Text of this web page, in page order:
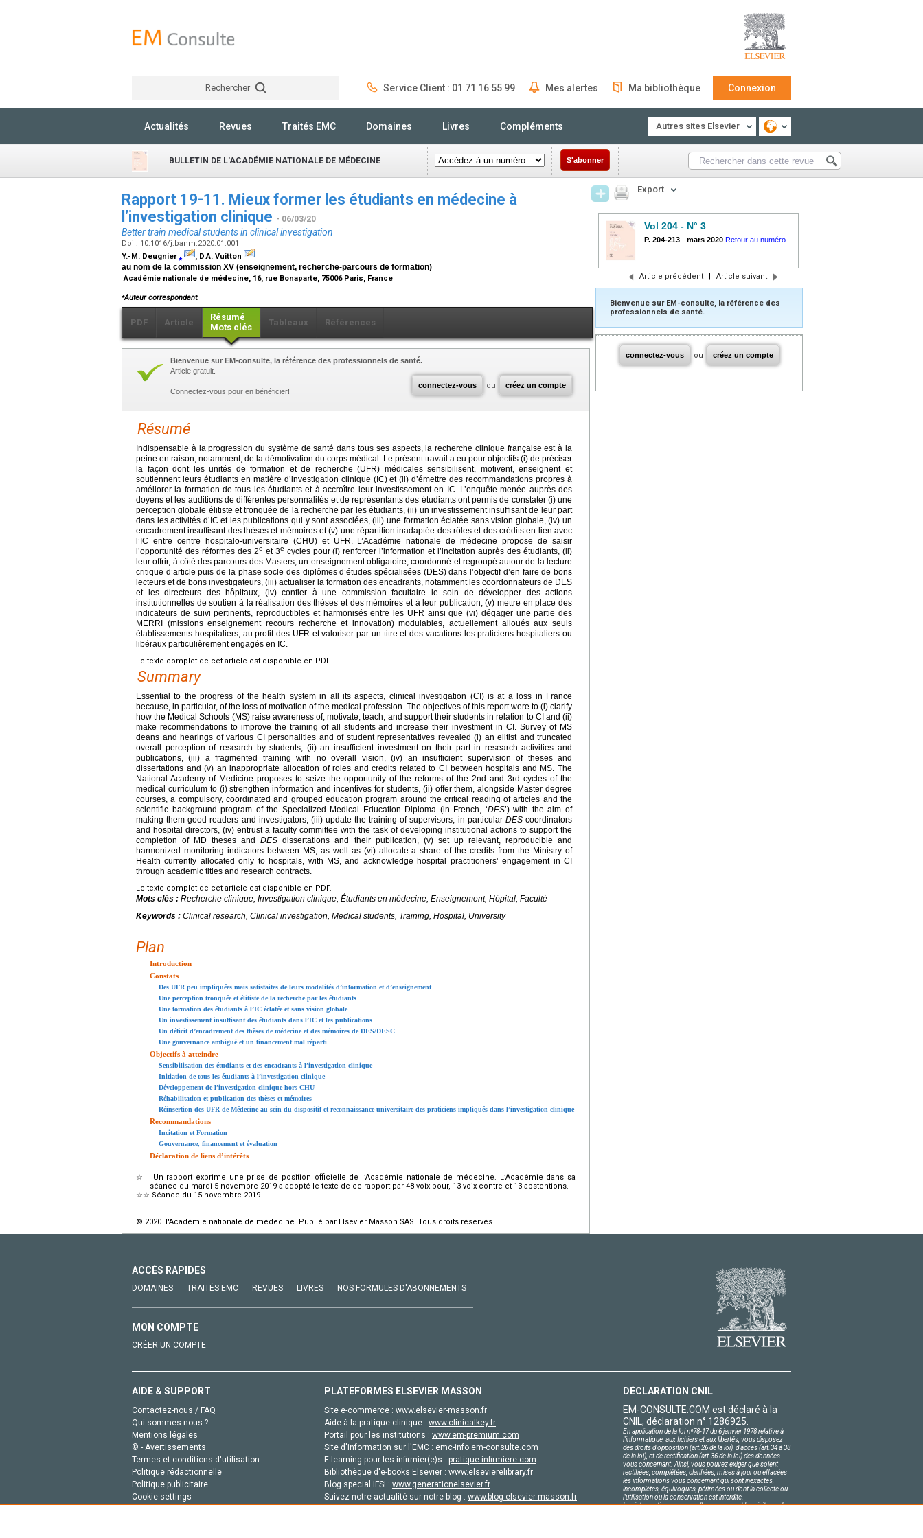
Rechercher Service Client : 01 71 16 55 99 Mes alertes Ma bibliothèque Connexion
Actualités Revues Traités EMC Domaines Livres Compléments Autres sites Elsevier
BULLETIN DE L'ACADÉMIE NATIONALE DE MÉDECINE S'abonner
Rapport 19-11. Mieux former les étudiants en médecine à
l’investigation clinique - 06/03/20
Better train medical students in clinical investigation
Doi : 10.1016/j.banm.2020.01.001
Y.-M. Deugnier⁎ , D.A. Vuitton
au nom de la commission XV (enseignement, recherche-parcours de formation)
Académie nationale de médecine, 16, rue Bonaparte, 75006 Paris, France
⁎Auteur correspondant.
PDF Article
Résumé
Mots clés
Tableaux Références
connectez-vous ou créez un compte
Bienvenue sur EM-consulte, la référence des professionnels de santé.
Article gratuit.
Connectez-vous pour en bénéficier!
Résumé
Indispensable à la progression du système de santé dans tous ses aspects, la recherche clinique française est à la
peine en raison, notamment, de la démotivation du corps médical. Le présent travail a eu pour objectifs (i) de préciser
la façon dont les unités de formation et de recherche (UFR) médicales sensibilisent, motivent, enseignent et
soutiennent leurs étudiants en matière d’investigation clinique (IC) et (ii) d’émettre des recommandations propres à
améliorer la formation de tous les étudiants et à accroître leur investissement en IC. L’enquête menée auprès des
doyens et les auditions de différentes personnalités et de représentants des étudiants ont permis de constater (i) une
perception globale élitiste et tronquée de la recherche par les étudiants, (ii) un investissement insuffisant de leur part
dans les activités d’IC et les publications qui y sont associées, (iii) une formation éclatée sans vision globale, (iv) un
encadrement insuffisant des thèses et mémoires et (v) une répartition inadaptée des rôles et des crédits en lien avec
l’IC entre centre hospitalo-universitaire (CHU) et UFR. L’Académie nationale de médecine propose de saisir
l’opportunité des réformes des 2e et 3e cycles pour (i) renforcer l’information et l’incitation auprès des étudiants, (ii)
leur offrir, à côté des parcours des Masters, un enseignement obligatoire, coordonné et regroupé autour de la lecture
critique d’article puis de la phase socle des diplômes d’études spécialisées (DES) dans l’objectif d’en faire de bons
lecteurs et de bons investigateurs, (iii) actualiser la formation des encadrants, notamment les coordonnateurs de DES
et les directeurs des hôpitaux, (iv) confier à une commission facultaire le soin de développer des actions
institutionnelles de soutien à la réalisation des thèses et des mémoires et à leur publication, (v) mettre en place des
indicateurs de suivi pertinents, reproductibles et harmonisés entre les UFR ainsi que (vi) dégager une partie des
MERRI (missions enseignement recours recherche et innovation) modulables, actuellement alloués aux seuls
établissements hospitaliers, au profit des UFR et valoriser par un titre et des vacations les praticiens hospitaliers ou
libéraux particulièrement engagés en IC.
Le texte complet de cet article est disponible en PDF.
Summary
Essential to the progress of the health system in all its aspects, clinical investigation (CI) is at a loss in France
because, in particular, of the loss of motivation of the medical profession. The objectives of this report were to (i) clarify
how the Medical Schools (MS) raise awareness of, motivate, teach, and support their students in relation to CI and (ii)
make recommendations to improve the training of all students and increase their investment in CI. Survey of MS
deans and hearings of various CI personalities and of student representatives revealed (i) an elitist and truncated
overall perception of research by students, (ii) an insufficient investment on their part in research activities and
publications, (iii) a fragmented training with no overall vision, (iv) an insufficient supervision of theses and
dissertations and (v) an inappropriate allocation of roles and credits related to CI between hospitals and MS. The
National Academy of Medicine proposes to seize the opportunity of the reforms of the 2nd and 3rd cycles of the
medical curriculum to (i) strengthen information and incentives for students, (ii) offer them, alongside Master degree
courses, a compulsory, coordinated and grouped education program around the critical reading of articles and the
scientific background program of the Specialized Medical Education Diploma (in French, ‘DES’) with the aim of
making them good readers and investigators, (iii) update the training of supervisors, in particular DEScoordinators
and hospital directors, (iv) entrust a faculty committee with the task of developing institutional actions to support the
completion of MD theses andDES dissertations and their publication, (v) set up relevant, reproducible and
harmonized monitoring indicators between MS, as well as (vi) allocate a share of the credits from the Ministry of
Health currently allocated only to hospitals, with MS, and acknowledge hospital practitioners’ engagement in CI
through academic titles and research contracts.
Le texte complet de cet article est disponible en PDF.
Mots clés : Recherche clinique, Investigation clinique, Étudiants en médecine, Enseignement, Hôpital, Faculté
Keywords : Clinical research, Clinical investigation, Medical students, Training, Hospital, University
Plan
Introduction
Constats
Des UFR peu impliquées mais satisfaites de leurs modalités d’information et d’enseignement
Une perception tronquée et élitiste de la recherche par les étudiants
Une formation des étudiants à l’IC éclatée et sans vision globale
Un investissement insuffisant des étudiants dans l’IC et les publications
Un déficit d’encadrement des thèses de médecine et des mémoires de DES/DESC
Une gouvernance ambiguë et un financement mal réparti
Objectifs à atteindre
Sensibilisation des étudiants et des encadrants à l’investigation clinique
Initiation de tous les étudiants à l’investigation clinique
Développement de l’investigation clinique hors CHU
Réhabilitation et publication des thèses et mémoires
Réinsertion des UFR de Médecine au sein du dispositif et reconnaissance universitaire des praticiens impliqués dans l’investigation clinique
Recommandations
Incitation et Formation
Gouvernance, financement et évaluation
Déclaration de liens d’intérêts
☆
Un rapport exprime une prise de position officielle de l’Académie nationale de médecine. L’Académie dans sa
séance du mardi 5 novembre 2019 a adopté le texte de ce rapport par 48 voix pour, 13 voix contre et 13 abstentions.
☆☆ Séance du 15 novembre 2019.
© 2020 l'Académie nationale de médecine. Publié par Elsevier Masson SAS. Tous droits réservés.
Export
Vol 204 - N° 3
P. 204-213 - mars 2020 Retour au numéro
Article précédent | Article suivant
Bienvenue sur EM-consulte, la référence des
professionnels de santé.
connectez-vous ou créez un compte
ACCÈS RAPIDES
DOMAINES TRAITÉS EMC REVUES LIVRES NOS FORMULES D'ABONNEMENTS
MON COMPTE
CRÉER UN COMPTE
AIDE & SUPPORT
Contactez-nous / FAQ
Qui sommes-nous ?
Mentions légales
© - Avertissements
Termes et conditions d'utilisation
Politique rédactionnelle
Politique publicitaire
Cookie settings
PLATEFORMES ELSEVIER MASSON
Site e-commerce : www.elsevier-masson.fr
Aide à la pratique clinique : www.clinicalkey.fr
Portail pour les institutions : www.em-premium.com
Site d'information sur l'EMC : emc-info.em-consulte.com
E-learning pour les infirmier(e)s : pratique-infirmiere.com
Bibliothèque d'e-books Elsevier : www.elsevierelibrary.fr
Blog special IFSI : www.generationelsevier.fr
Suivez notre actualité sur notre blog : www.blog-elsevier-masson.fr
DÉCLARATION CNIL
EM-CONSULTE.COM est déclaré à la
CNIL, déclaration n° 1286925.
En application de la loi nº78-17 du 6 janvier 1978 relative à
l'informatique, aux fichiers et aux libertés, vous disposez
des droits d'opposition (art.26 de la loi), d'accès (art.34 à 38
de la loi), et de rectification (art.36 de la loi) des données
vous concernant. Ainsi, vous pouvez exiger que soient
rectifiées, complétées, clarifiées, mises à jour ou effacées
les informations vous concernant qui sont inexactes,
incomplètes, équivoques, périmées ou dont la collecte ou
l'utilisation ou la conservation est interdite.
Les informations personnelles concernant les visiteurs de